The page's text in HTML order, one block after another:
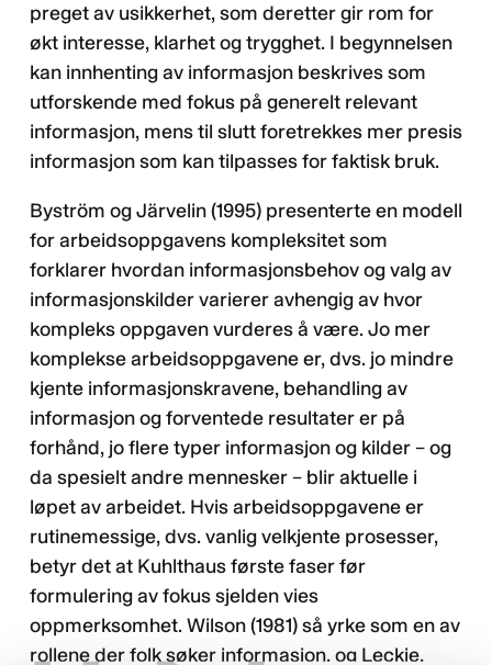
preget av usikkerhet, som deretter gir rom for
økt interesse, klarhet og trygghet. I begynnelsen
kan innhenting av informasjon beskrives som
utforskende med fokus på generelt relevant
informasjon, mens til slutt foretrekkes mer presis
informasjon som kan tilpasses for faktisk bruk.
Byström og Järvelin (1995) presenterte en modell
for arbeidsoppgavens kompleksitet som
forklarer hvordan informasjonsbehov og valg av
informasjonskilder varierer avhengig av hvor
kompleks oppgaven vurderes å være. Jo mer
komplekse arbeidsoppgavene er, dvs. jo mindre
kjente informasjonskravene, behandling av
informasjon og forventede resultater er på
forhånd, jo flere typer informasjon og kilder – og
da spesielt andre mennesker – blir aktuelle i
løpet av arbeidet. Hvis arbeidsoppgavene er
rutinemessige, dvs. vanlig velkjente prosesser,
betyr det at Kuhlthaus første faser før
formulering av fokus sjelden vies
oppmerksomhet. Wilson (1981) så yrke som en av
rollene der folk søker informasjon, og Leckie,